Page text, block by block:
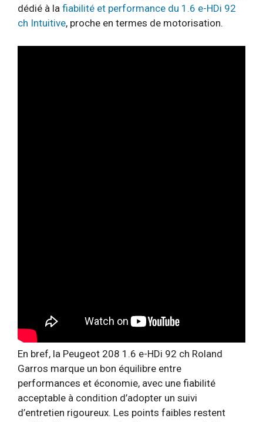
dédié à la fiabilité et performance du 1.6 e-HDi 92
ch Intuitive, proche en termes de motorisation.
En bref, la Peugeot 208 1.6 e-HDi 92 ch Roland
Garros marque un bon équilibre entre
performances et économie, avec une fiabilité
acceptable à condition d’adopter un suivi
d’entretien rigoureux. Les points faibles restent